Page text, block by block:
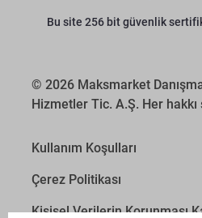
Bu site 256 bit güvenlik
© 2026 Maksmarket
Hizmetler Tic. A.Ş. Her hakkı
Kullanım Koşulları
Çerez Politikası
Kişisel Verilerin Korunması